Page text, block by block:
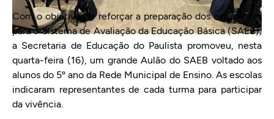
Com o objetivo de reforçar a preparação dos estudantes
para o Sistema de Avaliação da Educação Básica (SAEB),
a Secretaria de Educação do Paulista promoveu, nesta
quarta-feira (16), um grande Aulão do SAEB voltado aos
alunos do 5º ano da Rede Municipal de Ensino. As escolas
indicaram representantes de cada turma para participar
da vivência.